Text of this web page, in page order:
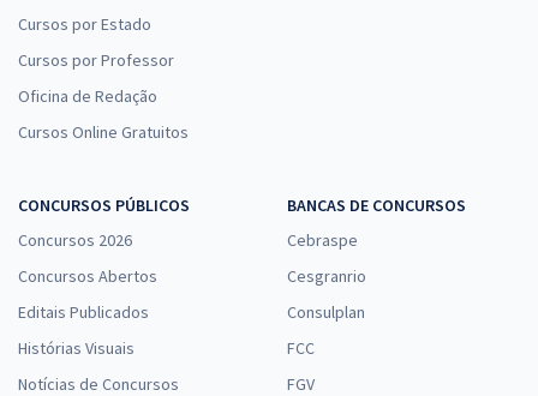
Cursos por Estado
Cursos por Professor
Oficina de Redação
Cursos Online Gratuitos
CONCURSOS PÚBLICOS
Concursos 2026
Concursos Abertos
Editais Publicados
Histórias Visuais
Notícias de Concursos
BANCAS DE CONCURSOS
Cebraspe
Cesgranrio
Consulplan
FCC
FGV